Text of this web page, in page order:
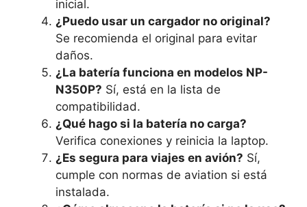
inicial.
¿Puedo usar un cargador no original?
Se recomienda el original para evitar
daños.
¿La batería funciona en modelos NP-
N350P? Sí, está en la lista de
compatibilidad.
¿Qué hago si la batería no carga?
Verifica conexiones y reinicia la laptop.
¿Es segura para viajes en avión? Sí,
cumple con normas de aviation si está
instalada.